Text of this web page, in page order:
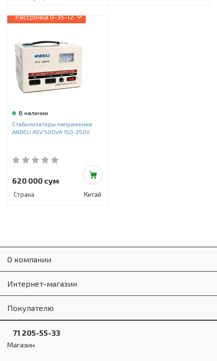
Рассрочка0-35-12
В наличии
Стабилизаторы напряжения
ANDELI ASV 500VA 150-250V
620 000 сум
Страна Китай
О компании
Интернет-магазин
Покупателю
71 205-55-33
Магазин